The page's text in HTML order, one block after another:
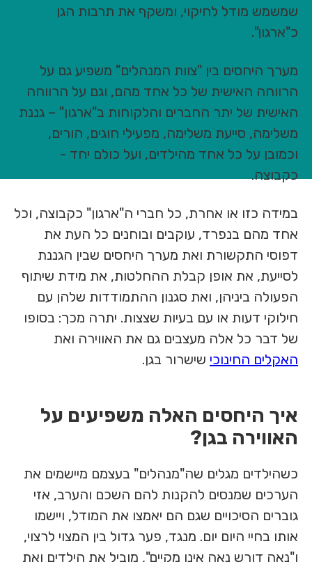
שמשמש מודל לחיקוי, ומשקף את תרבות הגן
כ"ארגון".
מערך היחסים בין "צוות המנהלים" משפיע גם על
הרווחה האישית של כל אחד מהם, וגם על הרווחה
האישית של יתר החברים והלקוחות ב"ארגון" – גננת
משלימה, סייעת משלימה, מפעילי חוגים, הורים,
וכמובן על כל אחד מהילדים, ועל כולם יחד -
כקבוצה.
במידה כזו או אחרת, כל חברי ה"ארגון" כקבוצה, וכל
אחד מהם בנפרד, עוקבים ובוחנים כל העת את
דפוסי התקשורת ואת מערך היחסים שבין הגננת
לסייעת, את אופן קבלת ההחלטות, את מידת שיתוף
הפעולה ביניהן, ואת סגנון ההתמודדות שלהן עם
חילוקי דעות או עם בעיות שצצות. יתרה מכך: בסופו
של דבר כל אלה מעצבים גם את האווירה ואת
האקלים החינוכי שישרור בגן.
איך היחסים האלה משפיעים על
האווירה בגן?
כשהילדים מגלים שה"מנהלים" בעצמם מיישמים את
הערכים שמנסים להקנות להם השכם והערב, אזי
גוברים הסיכויים שגם הם יאמצו את המודל, ויישמו
אותו בחיי היום יום. מנגד, פער גדול בין המצוי לרצוי,
ו"נאה דורש נאה אינו מקיים", מוביל את הילדים ואת